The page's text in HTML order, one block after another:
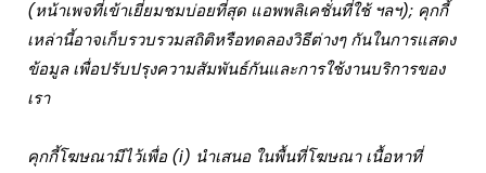
(หน้าเพจที่เข้าเยี่ยมชมบ่อยที่สุด แอพพลิเคชั่นที่ใช้ ฯลฯ); คุกกี้
เหล่านี้อาจเก็บรวบรวมสถิติหรือทดลองวิธีต่างๆ กันในการแสดง
ข้อมูล เพื่อปรับปรุงความสัมพันธ์กันและการใช้งานบริการของ
เรา
คุกกี้โฆษณามีไว้เพื่อ (i) นำเสนอ ในพื้นที่โฆษณา เนื้อหาที่